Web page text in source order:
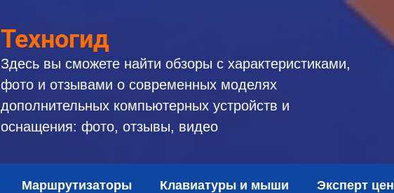
Техногид
Здесь вы сможете найти обзоры с характеристиками,
фото и отзывами о современных моделях
дополнительных компьютерных устройств и
оснащения: фото, отзывы, видео
Маршрутизаторы Клавиатуры и мыши Эксперт цен